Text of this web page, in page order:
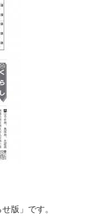
版」です。